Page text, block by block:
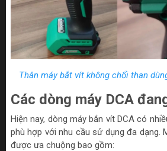
Thân máy bắt vít không chổi than
Các dòng máy DCA
Hiện nay, dòng máy bắn vít DCA có
phù hợp với nhu cầu sử dụng đa dạng.
được ưa chuộng bao gồm: